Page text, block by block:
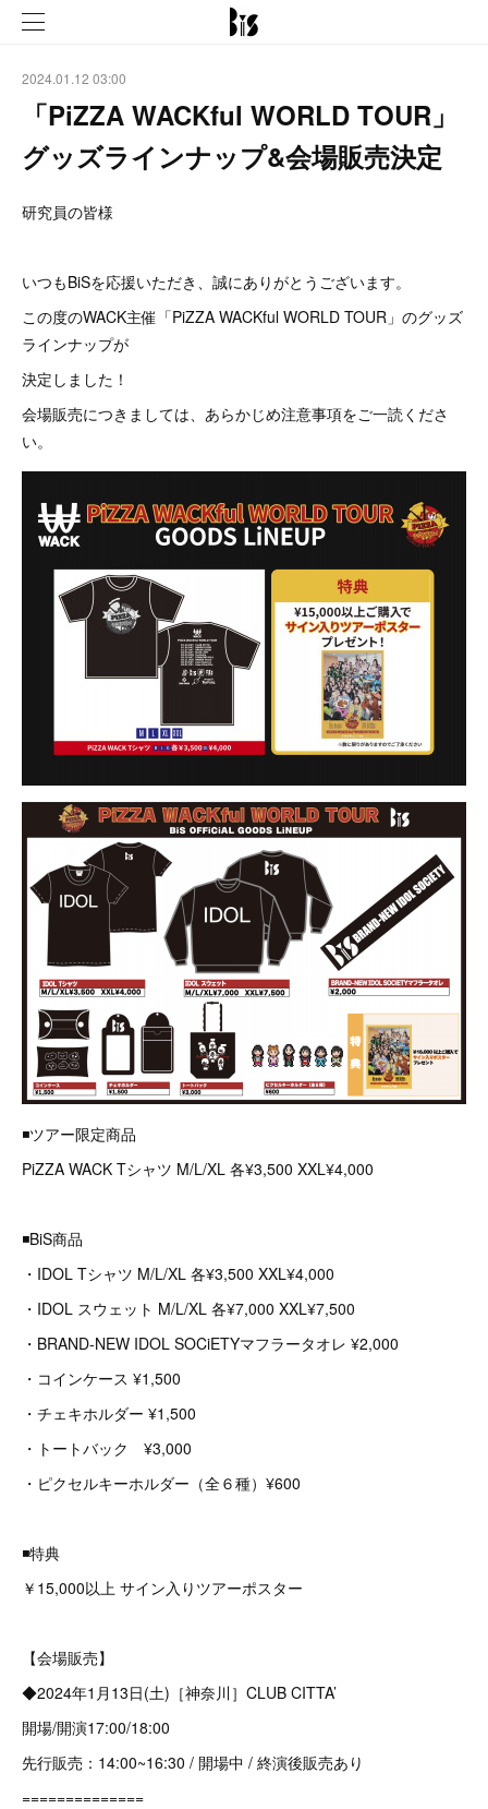
2024.01.12 03:00
「PiZZA WACKful WORLD TOUR」
グッズラインナップ&会場販売決定
研究員の皆様
いつもBiSを応援いただき、誠にありがとうございます。
この度のWACK主催「PiZZA WACKful WORLD TOUR」のグッズ
ラインナップが
決定しました！
会場販売につきましては、あらかじめ注意事項をご一読くださ
い。
◾️ツアー限定商品
PiZZA WACK Tシャツ M/L/XL 各¥3,500 XXL¥4,000
◾️BiS商品
・IDOL Tシャツ M/L/XL 各¥3,500 XXL¥4,000
・IDOL スウェット M/L/XL 各¥7,000 XXL¥7,500
・BRAND-NEW IDOL SOCiETYマフラータオレ ¥2,000
・コインケース ¥1,500
・チェキホルダー ¥1,500
・トートバック ¥3,000
・ピクセルキーホルダー（全６種）¥600
◾️特典
￥15,000以上 サイン入りツアーポスター
【会場販売】
◆2024年1月13日(土)［神奈川］CLUB CITTA’
開場/開演17:00/18:00
先行販売：14:00~16:30 / 開場中 / 終演後販売あり
==============